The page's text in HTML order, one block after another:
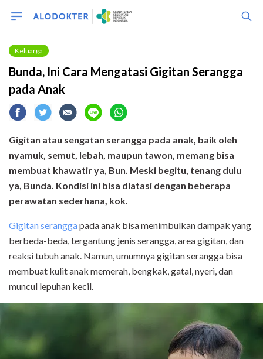
Keluarga
Bunda, Ini Cara Mengatasi Gigitan Serangga
pada Anak
Gigitan atau sengatan serangga pada anak, baik oleh
nyamuk, semut, lebah, maupun tawon, memang bisa
membuat khawatir ya, Bun. Meski begitu, tenang dulu
ya, Bunda. Kondisi ini bisa diatasi dengan beberapa
perawatan sederhana, kok.
Gigitan seranggapada anak bisa menimbulkan dampak yang
berbeda-beda, tergantung jenis serangga, area gigitan, dan
reaksi tubuh anak. Namun, umumnya gigitan serangga bisa
membuat kulit anak memerah, bengkak, gatal, nyeri, dan
muncul lepuhan kecil.